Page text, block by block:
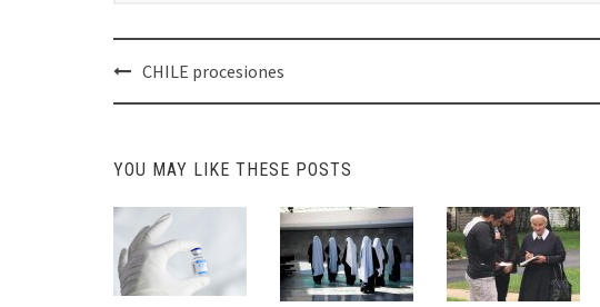
Post
navigation
CHILE procesiones
YOU MAY LIKE THESE POSTS